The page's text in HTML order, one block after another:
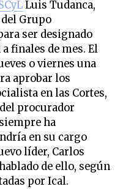
Luis Tudanca,
Grupo
ser designado
finales de mes. El
o viernes una
aprobar los
en las Cortes,
procurador
ha
en su cargo
líder, Carlos
de ello, según
por Ical.